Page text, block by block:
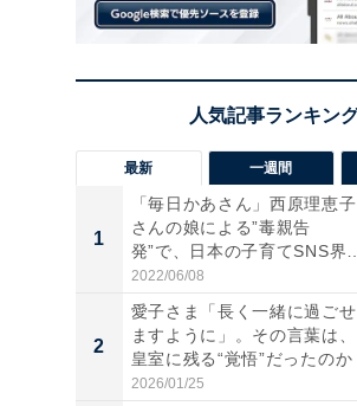
最新 一週間
1
「毎日かあさん」西原理恵子
さんの娘による”毒親告
発”で、日本の子育てSNS界隈
が...
2022/06/08
2
愛子さま「長く一緒に過ごせ
ますように」。その言葉は、
皇室に残る“覚悟”だったのか
2026/01/25